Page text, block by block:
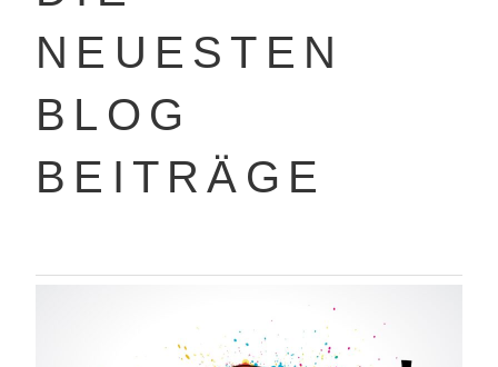
NEUESTEN
BLOG
BEITRÄGE